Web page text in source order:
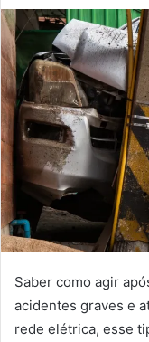
Saber como agir
acidentes graves e
rede elétrica, esse